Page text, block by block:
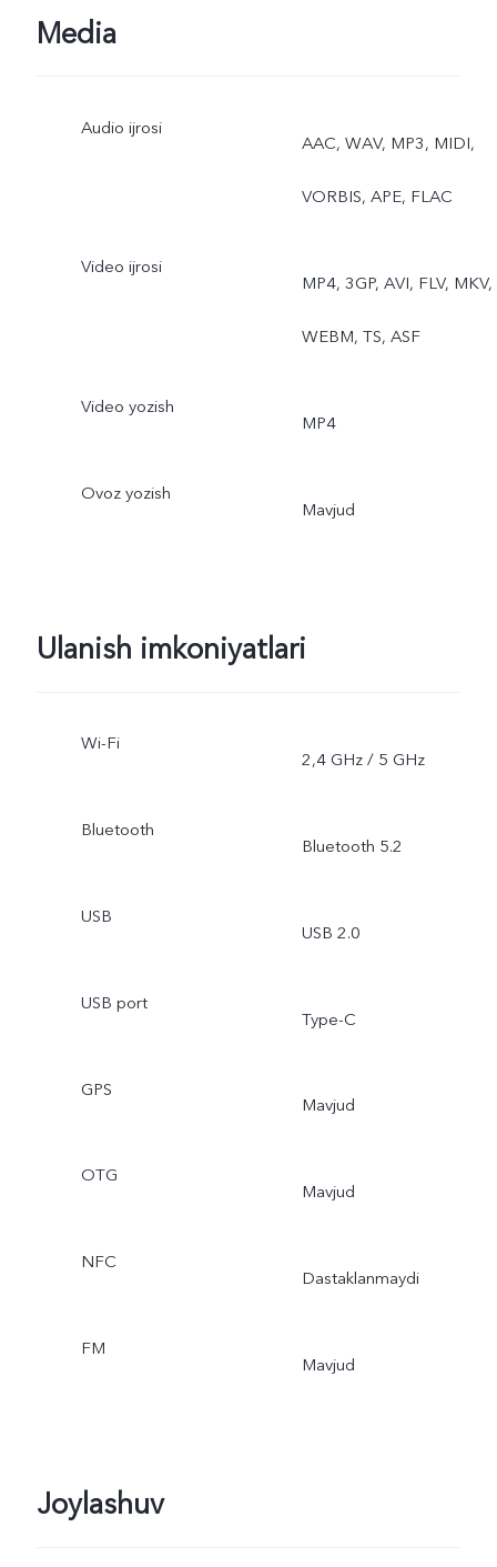
Media
Audio ijrosi
AAC, WAV, MP3, MIDI,
VORBIS, APE, FLAC
Video ijrosi
MP4, 3GP, AVI, FLV, MKV,
WEBM, TS, ASF
Video yozish
MP4
Ovoz yozish
Mavjud
Ulanish imkoniyatlari
Wi-Fi
2,4 GHz / 5 GHz
Bluetooth
Bluetooth 5.2
USB
USB 2.0
USB port
Type-C
GPS
Mavjud
OTG
Mavjud
NFC
Dastaklanmaydi
FM
Mavjud
Joylashuv